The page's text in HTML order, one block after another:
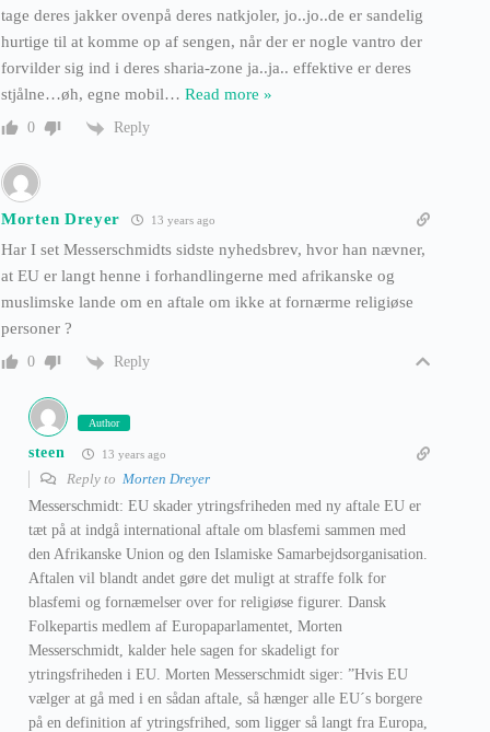
tage deres jakker ovenpå deres natkjoler, jo..jo..de er sandelig
hurtige til at komme op af sengen, når der er nogle vantro der
forvilder sig ind i deres sharia-zone ja..ja.. effektive er deres
stjålne…øh, egne mobil… Read more »
0 Reply
Morten Dreyer 13 years ago
Har I set Messerschmidts sidste nyhedsbrev, hvor han nævner,
at EU er langt henne i forhandlingerne med afrikanske og
muslimske lande om en aftale om ikke at fornærme religiøse
personer ?
0 Reply
Author
steen 13 years ago
Reply to Morten Dreyer
Messerschmidt: EU skader ytringsfriheden med ny aftale EU er
tæt på at indgå international aftale om blasfemi sammen med
den Afrikanske Union og den Islamiske Samarbejdsorganisation.
Aftalen vil blandt andet gøre det muligt at straffe folk for
blasfemi og fornæmelser over for religiøse figurer. Dansk
Folkepartis medlem af Europaparlamentet, Morten
Messerschmidt, kalder hele sagen for skadeligt for
ytringsfriheden i EU. Morten Messerschmidt siger: ”Hvis EU
vælger at gå med i en sådan aftale, så hænger alle EU´s borgere
på en definition af ytringsfrihed, som ligger så langt fra Europa,